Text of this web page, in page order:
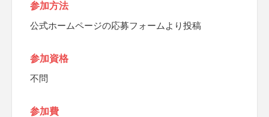
参加方法
公式ホームページの応募フォームより投稿
参加資格
不問
参加費